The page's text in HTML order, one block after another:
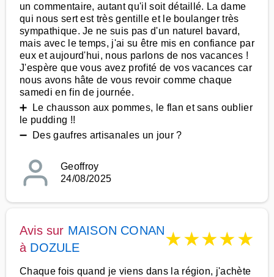
un commentaire, autant qu'il soit détaillé. La dame
qui nous sert est très gentille et le boulanger très
sympathique. Je ne suis pas d'un naturel bavard,
mais avec le temps, j'ai su être mis en confiance par
eux et aujourd'hui, nous parlons de nos vacances !
J'espère que vous avez profité de vos vacances car
nous avons hâte de vous revoir comme chaque
samedi en fin de journée.
➕ Le chausson aux pommes, le flan et sans oublier
le pudding !!
➖ Des gaufres artisanales un jour ?
Geoffroy
24/08/2025
Avis sur MAISON CONAN
à DOZULE ★★★★★
Chaque fois quand je viens dans la région, j'achète